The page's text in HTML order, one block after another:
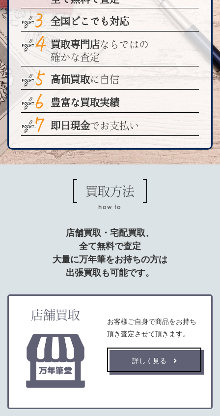
全国どこでも対応
買取専門店ならではの
確かな査定
高価買取に自信
豊富な買取実績
即日現金でお支払い
買取方法
how to
店舗買取・宅配買取、
全て無料で査定
大量に万年筆をお持ちの方は
出張買取も可能です。
店舗買取
お客様ご自身で商品をお持ち
頂き査定させて頂きます。
詳しく見る